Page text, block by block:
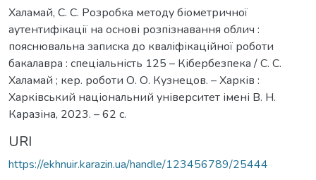
Халамай, С. С. Розробка методу біометричної
аутентифікації на основі розпізнавання облич :
пояснювальна записка до кваліфікаційної роботи
бакалавра : спеціальність 125 – Кібербезпека / С. С.
Халамай ; кер. роботи О. О. Кузнецов. – Харків :
Харківський національний університет імені В. Н.
Каразіна, 2023. – 62 с.
URI
https://ekhnuir.karazin.ua/handle/123456789/25444